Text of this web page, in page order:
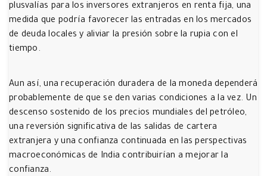
plusvalías para los inversores extranjeros en renta fija, una
medida que podría favorecer las entradas en los mercados
de deuda locales y aliviar la presión sobre la rupia con el
tiempo.
Aun así, una recuperación duradera de la moneda dependerá
probablemente de que se den varias condiciones a la vez. Un
descenso sostenido de los precios mundiales del petróleo,
una reversión significativa de las salidas de cartera
extranjera y una confianza continuada en las perspectivas
macroeconómicas de India contribuirían a mejorar la
confianza.